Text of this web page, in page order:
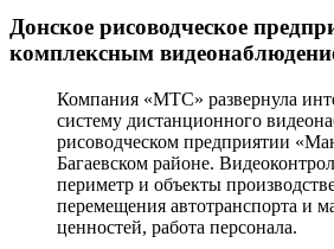
Донское рисоводческое
комплексным
Компания «МТС» развернула
систему дистанционного
рисоводческом предприятии
Багаевском районе.
периметр и объекты
перемещения автотранспорта и
ценностей, работа персонала.